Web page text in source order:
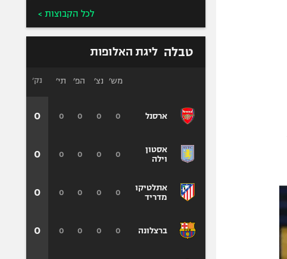
לכל הקבוצות >
טבלה ליגת האלופות
ארסנל
אסטון
וילה
אתלטיקו
מדריד
ברצלונה
מש׳ נצ׳ הפ׳ תי׳
0
0
0
0
0
0
0
0
0
0
0
0
0
0
0
0
נק׳
0
0
0
0